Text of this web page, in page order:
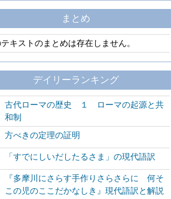
まとめ
テキストのまとめは存在しません。
デイリーランキング
古代ローマの歴史 １ ローマの起源と共
和制
方べきの定理の証明
「すでにしいだしたるさま」の現代語訳
『多摩川にさらす手作りさらさらに 何そ
この児のここだかなしき』現代語訳と解説